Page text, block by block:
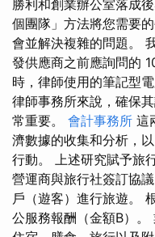
勝利和創業辦公室落成
個團隊」方法將您需要
會並解決複雜的問題。
發供應商之前應詢問的
時，律師使用的筆記型
律師事務所來說，確保
常重要。 會計事務所 這
濟數據的收集和分析，
行動。 上述研究賦予旅
營運商與旅行社簽訂協
戶（遊客）進行旅遊。
公服務報酬（金額B）。